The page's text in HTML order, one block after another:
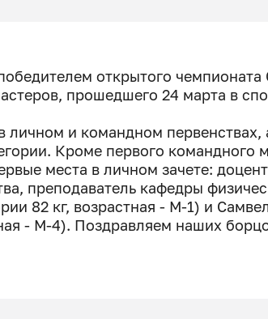
открытого чемпионата
прошедшего 24 марта в
и командном первенствах,
Кроме первого командного
места в личном зачете:
преподаватель кафедры
82 кг, возрастная - М-1) и
- М-4). Поздравляем наших